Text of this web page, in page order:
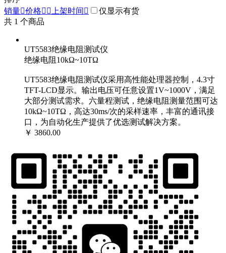
销量价格  上架时间 
仅显示有货
共 1 个商品
UT5583绝缘电阻测试仪
绝缘电阻10kΩ~10TΩ
UT5583绝缘电阻测试仪采用高性能处理器控制，4.3寸
TFT-LCD显示。输出电压可任意设置1V~1000V，满足
大部分测试需求。六量程测试，绝缘电阻测量范围可达
10kΩ~10TΩ，高达30ms/次的采样速率，丰富的通讯接
口，为自动化生产提供了优选测试解决方案。
￥ 3860.00